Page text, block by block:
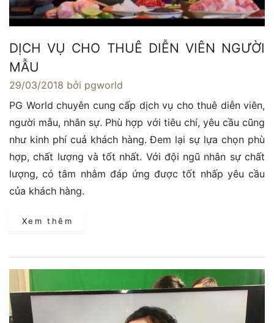
DỊCH VỤ CHO THUÊ DIỄN VIÊN NGƯỜI
MẪU
29/03/2018 bởi pgworld
PG World chuyên cung cấp dịch vụ cho thuê diễn viên,
người mẫu, nhân sự. Phù hợp với tiêu chí, yêu cầu cũng
như kinh phí cuả khách hàng. Đem lại sự lựa chọn phù
hợp, chất lượng và tốt nhất. Với đội ngũ nhân sự chất
lượng, có tâm nhằm đáp ứng được tốt nhấp yêu cầu
của khách hàng.
Xem thêm